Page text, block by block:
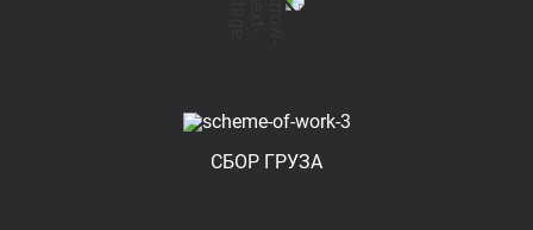
СБОР ГРУЗА